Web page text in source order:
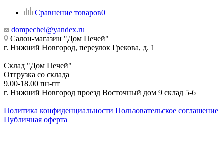
Сравнение товаров0
dompechei@yandex.ru
Салон-магазин "Дом Печей"
г. Нижний Новгород, переулок Грекова, д. 1
Склад "Дом Печей"
Отгрузка со склада
9.00-18.00 пн-пт
г. Нижний Новгород проезд Восточный дом 9 склад 5-6
Политика конфиденциальности Пользовательское соглашение
Публичная оферта